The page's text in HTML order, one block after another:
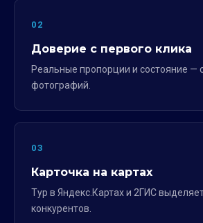
02
Доверие с первого клика
Реальные пропорции и состояние —
фотографий.
03
Карточка на картах
Тур в Яндекс.Картах и 2ГИС
конкурентов.